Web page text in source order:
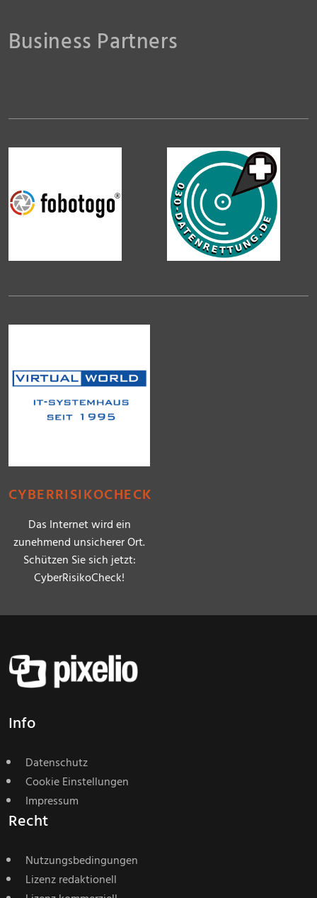
Business Partners
CYBERRISIKOCHECK
Das Internet wird ein
zunehmend unsicherer Ort.
Schützen Sie sich jetzt:
CyberRisikoCheck!
Info
Datenschutz
Cookie Einstellungen
Impressum
Recht
Nutzungsbedingungen
Lizenz redaktionell